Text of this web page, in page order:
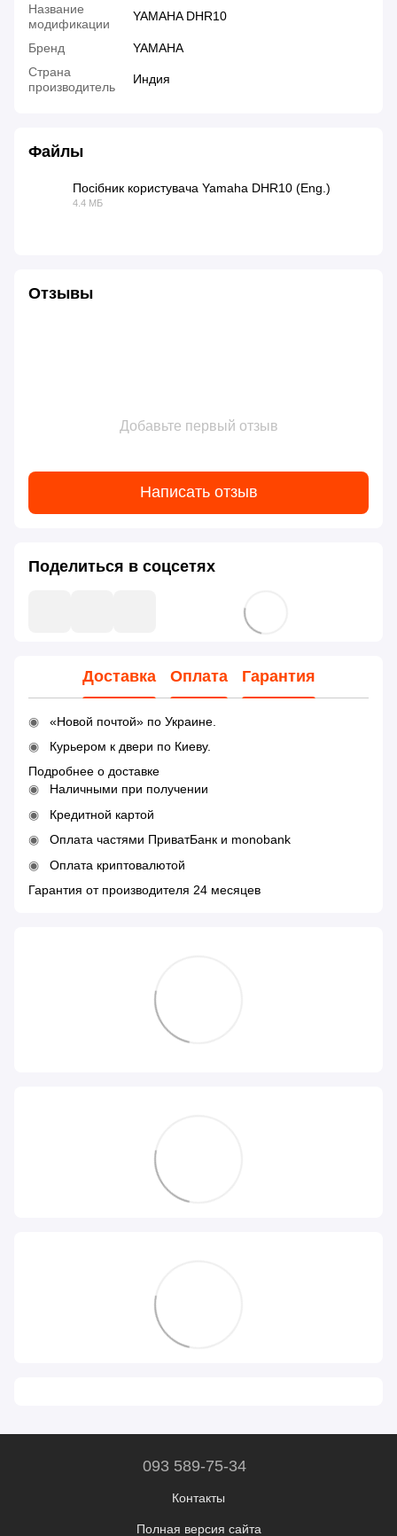
Название
модификации
YAMAHA DHR10
Бренд
YAMAHA
Страна
производитель
Индия
Файлы
Посібник користувача Yamaha DHR10 (Eng.)
4.4 МБ
Отзывы
Добавьте первый отзыв
Написать отзыв
Поделиться в соцсетях
Доставка Оплата Гарантия
«Новой почтой» по Украине.
Курьером к двери по Киеву.
Подробнее о доставке
Наличными при получении
Кредитной картой
Оплата частями ПриватБанк и monobank
Оплата криптовалютой
Гарантия от производителя 24 месяцев
093 589-75-34
Контакты
Полная версия сайта